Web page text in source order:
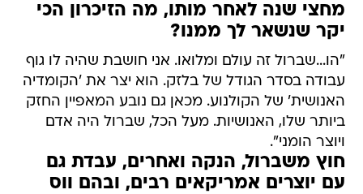
מחצי שנה לאחר מותו, מה הזיכרון הכי
יקר שנשאר לך ממנו?
"הו...שברול זה עולם ומלואו. אני חושבת שהיה לו גוף
עבודה בסדר הגודל של בלזק. הוא יצר את 'הקומדיה
האנושית' של הקולנוע. מכאן גם נובע המאפיין החזק
ביותר שלו, האנושיות. מעל הכל, שברול היה אדם
ויוצר הומני".
חוץ משברול, הנקה ואחרים, עבדת גם
עם יוצרים אמריקאים רבים, ובהם ווס